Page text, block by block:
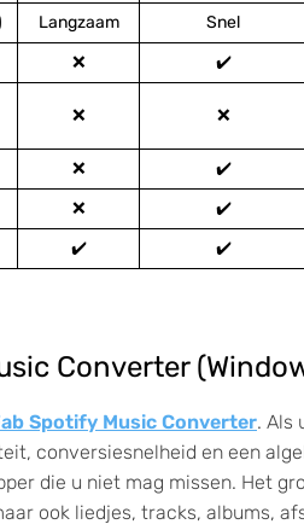
Langzaam Snel
❌ ✔️
❌ ❌
❌ ✔️
❌ ✔️
✔️ ✔️
Converter
Spotify Music Converter. Als
conversiesnelheid en een
die u niet mag missen. Het
ook liedjes, tracks, albums,